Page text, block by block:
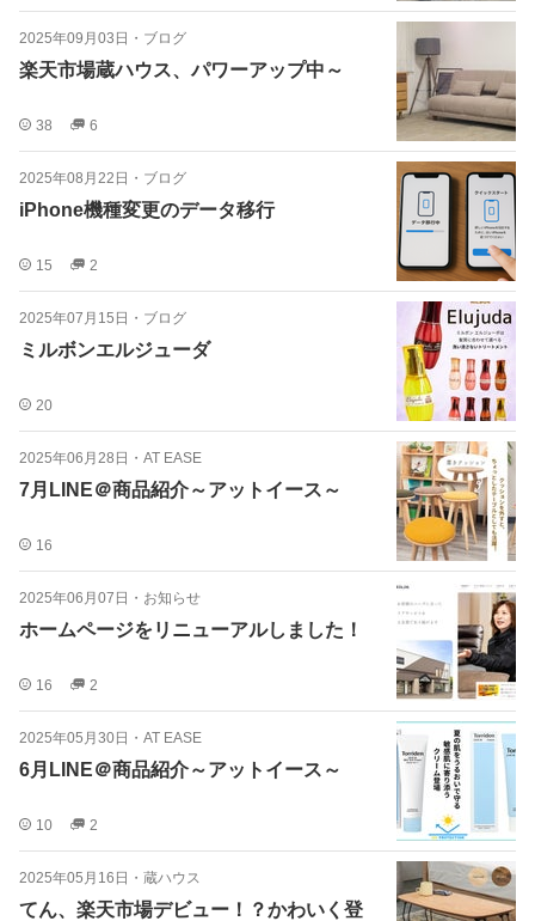
2025年09月03日 ・ ブログ
楽天市場蔵ハウス、パワーアップ中～
38 6
2025年08月22日 ・ ブログ
iPhone機種変更のデータ移行
15 2
2025年07月15日 ・ ブログ
ミルボンエルジューダ
20
2025年06月28日 ・ AT EASE
7月LINE＠商品紹介～アットイース～
16
2025年06月07日 ・ お知らせ
ホームページをリニューアルしました！
16 2
2025年05月30日 ・ AT EASE
6月LINE＠商品紹介～アットイース～
10 2
2025年05月16日 ・ 蔵ハウス
てん、楽天市場デビュー！？かわいく登